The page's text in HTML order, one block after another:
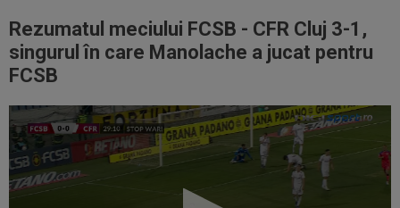
Rezumatul meciului FCSB - CFR Cluj 3-1,
singurul în care Manolache a jucat pentru
FCSB